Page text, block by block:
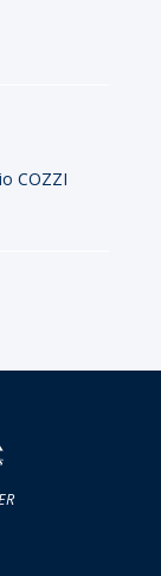
COZZI